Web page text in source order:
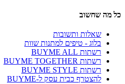
כל מה שחשוב
שאלות ותשובות
בלוג - טיפים למתנות שוות
רשתות BUYME ALL
רשתות BUYME TOGETHER
רשתות BUYME STYLE
להצטרף כבית עסק ל-BUYME